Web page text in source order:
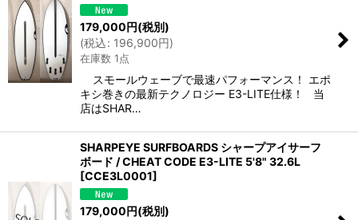
179,000円(税別)
(税込: 196,900円)
在庫数 1点
スモールウェーブで最速パフォーマンス！ エポ
キシ巻きの最新テクノロジー E3-LITE仕様！ 当
店はSHAR…
SHARPEYE SURFBOARDS シャープアイサーフ
ボード / CHEAT CODE E3-LITE 5'8" 32.6L
[CCE3L0001]
179,000円(税別)